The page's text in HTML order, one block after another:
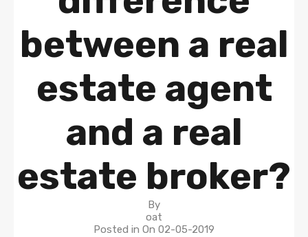
between a real
estate agent
and a real
estate broker?
By
oat
Posted in On 02-05-2019